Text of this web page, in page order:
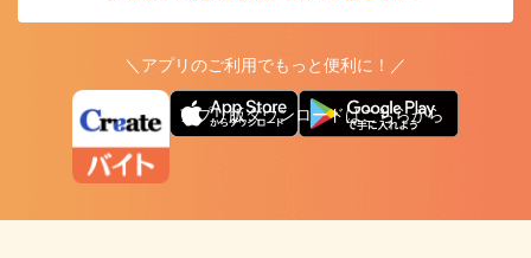
＼アプリのご利用でもっと便利に！／
アプリ版ダウンロードはこちらから